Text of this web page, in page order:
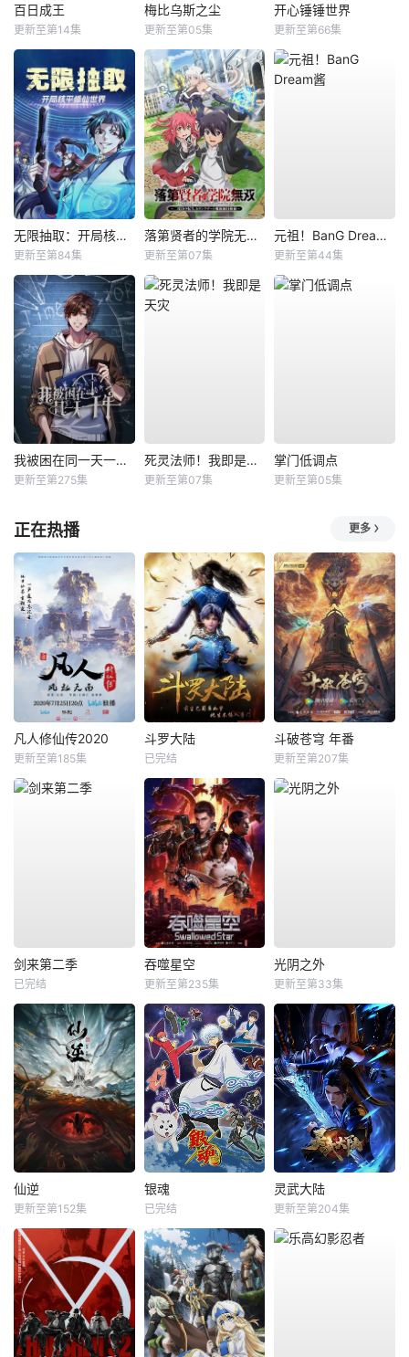
百日成王
更新至第14集
梅比乌斯之尘
更新至第05集
开心锤锤世界
更新至第66集
无限抽取：开局核平修仙世界动态漫
更新至第84集
落第贤者的学院无双第二回转生，S等级作弊魔术师冒险记
更新至第07集
元祖！BanG Dream酱
更新至第44集
我被困在同一天一千年动态漫
更新至第275集
死灵法师！我即是天灾
更新至第07集
掌门低调点
更新至第05集
正在热播 更多
凡人修仙传2020
更新至第185集
斗罗大陆
已完结
斗破苍穹 年番
更新至第207集
剑来第二季
已完结
吞噬星空
更新至第235集
光阴之外
更新至第33集
仙逆
更新至第152集
银魂
已完结
灵武大陆
更新至第204集